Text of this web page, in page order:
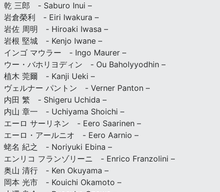
乾 三郎 - Saburo Inui –
岩倉榮利 - Eiri Iwakura –
岩佐 周明 - Hiroaki Iwasa –
岩根 堅城 - Kenjo Iwane –
インゴ マウラー - Ingo Maurer –
ウー・バホリヨディン - Ou Baholyyodhin –
植木 莞爾 - Kanji Ueki –
ヴェルナー パントン - Verner Panton –
内田 繁 - Shigeru Uchida –
内山 章一 - Uchiyama Shoichi –
エーロ サーリネン - Eero Saarinen –
エーロ・アールニオ - Eero Aarnio –
蛯名 紀之 - Noriyuki Ebina –
エンリコ フランゾリーニ - Enrico Franzolini –
奥山 清行 - Ken Okuyama –
岡本 光市 - Kouichi Okamoto –